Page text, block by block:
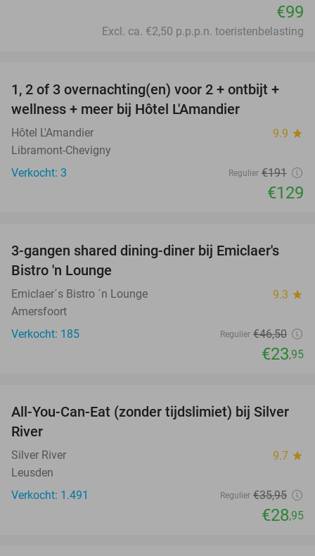
€99
Excl. ca. €2,50 p.p.p.n. toeristenbelasting
32%
TODAY
1, 2 of 3 overnachting(en) voor 2 + ontbijt +
wellness + meer bij Hôtel L'Amandier
Hôtel L'Amandier 9.9 star
Libramont-Chevigny
Verkocht: 3
Regulier €191
€129
48%
3-gangen shared dining-diner bij Emiclaer's
Bistro 'n Lounge
Emiclaer´s Bistro ´n Lounge 9.3 star
Amersfoort
Verkocht: 185
Regulier €46,50
€23,95
19%
All-You-Can-Eat (zonder tijdslimiet) bij Silver
River
Silver River 9.7 star
Leusden
Verkocht: 1.491
Regulier €35,95
€28,95